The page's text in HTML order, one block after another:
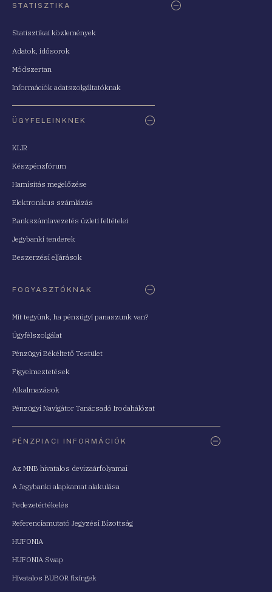
STATISZTIKA
Statisztikai közlemények
Adatok, idősorok
Módszertan
Információk adatszolgáltatóknak
ÜGYFELEINKNEK
KLIR
Készpénzfórum
Hamisítás megelőzése
Elektronikus számlázás
Bankszámlavezetés üzleti feltételei
Jegybanki tenderek
Beszerzési eljárások
FOGYASZTÓKNAK
Mit tegyünk, ha pénzügyi panaszunk van?
Ügyfélszolgálat
Pénzügyi Békéltető Testület
Figyelmeztetések
Alkalmazások
Pénzügyi Navigátor Tanácsadó Irodahálózat
PÉNZPIACI INFORMÁCIÓK
Az MNB hivatalos devizaárfolyamai
A Jegybanki alapkamat alakulása
Fedezetértékelés
Referenciamutató Jegyzési Bizottság
HUFONIA
HUFONIA Swap
Hivatalos BUBOR fixingek